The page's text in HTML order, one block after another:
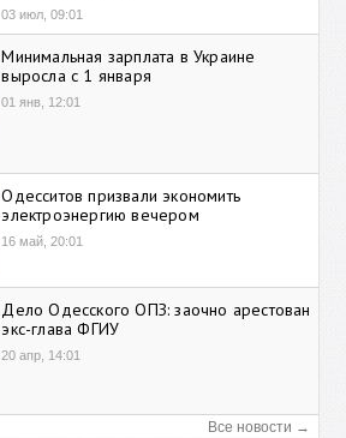
03 июл, 09:01
Минимальная зарплата в Украине
выросла с 1 января
01 янв, 12:01
Одесситов призвали экономить
электроэнергию вечером
16 май, 20:01
Дело Одесского ОПЗ: заочно арестован
экс-глава ФГИУ
20 апр, 14:01
Все новости →